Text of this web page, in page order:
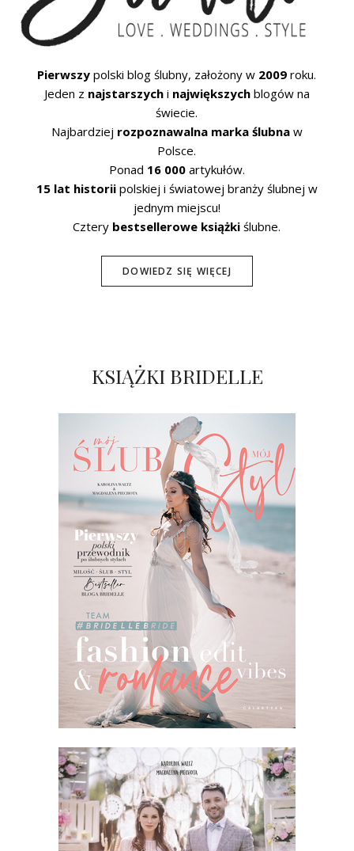
Pierwszy polski blog ślubny, założony w 2009 roku.
Jeden z najstarszychi największychblogów na
świecie.
Najbardziej rozpoznawalna marka ślubnaw
Polsce.
Ponad 16 000artykułów.
15 lat historiipolskiej i światowej branży ślubnej w
jednym miejscu!
Cztery bestsellerowe książki ślubne.
DOWIEDZ SIĘ WIĘCEJ
KSIĄŻKI BRIDELLE